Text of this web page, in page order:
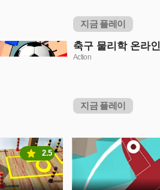
지금 플레이
축구 물리학 온라인
Action
지금 플레이
2.5